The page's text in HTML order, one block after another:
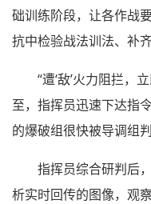
础训练阶段，让各作战
抗中检验战法训法、补
“遭‘敌’火力阻拦，
至，指挥员迅速下达指
的爆破组很快被导调组判
指挥员综合研判后
析实时回传的图像，观